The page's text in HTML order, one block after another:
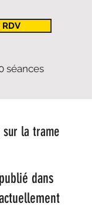
séances
sur la trame
dans